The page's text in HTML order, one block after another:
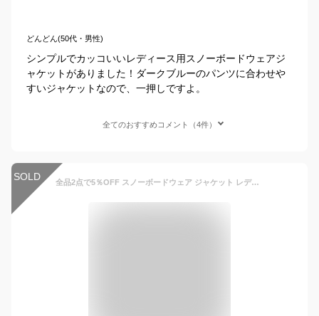
どんどん(50代・男性)
シンプルでカッコいいレディース用スノーボードウェアジ
ャケットがありました！ダークブルーのパンツに合わせや
すいジャケットなので、一押しですよ。
全てのおすすめコメント（4件）
SOLD 全品2点で5％OFF スノーボードウェア ジャケット レディース スキーウェア スノボウェア ボードウェア オーバーサイズ ゆったり スノボ スノーボード スノボー スキー スノボーウェア スノーウェア ウェア ウエア 激安 ICJ-820